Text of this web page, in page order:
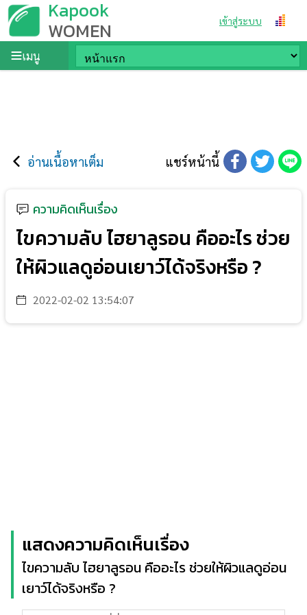
Kapook
WOMEN เข้าสู่ระบบ
เมนู
อ่านเนื้อหาเต็ม แชร์หน้านี้
ความคิดเห็นเรื่อง
ไขความลับ ไฮยาลูรอน คืออะไร ช่วย
ให้ผิวแลดูอ่อนเยาว์ได้จริงหรือ ?
2022-02-02 13:54:07
แสดงความคิดเห็นเรื่อง
ไขความลับ ไฮยาลูรอน คืออะไร ช่วยให้ผิวแลดูอ่อน
เยาว์ได้จริงหรือ ?